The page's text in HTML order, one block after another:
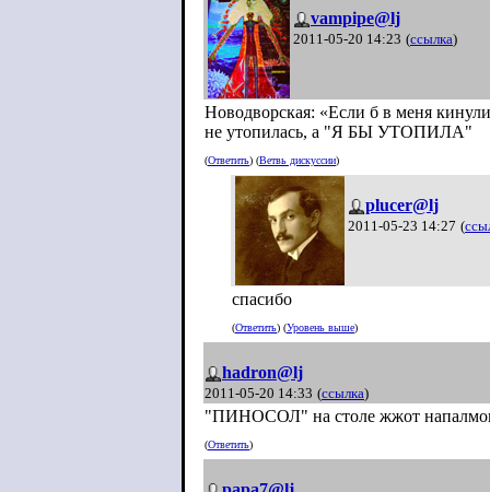
vampipe@lj
2011-05-20 14:23 (ссылка)
Новодворская: «Если б в меня
не утопилась, а "Я БЫ УТОПИЛА"
(Ответить) (Ветвь дискуссии)
plucer@lj
2011-05-23 14:27 (
спасибо
(Ответить) (Уровень выше)
hadron@lj
2011-05-20 14:33 (ссылка)
"ПИНОСОЛ" на столе жжот
(Ответить)